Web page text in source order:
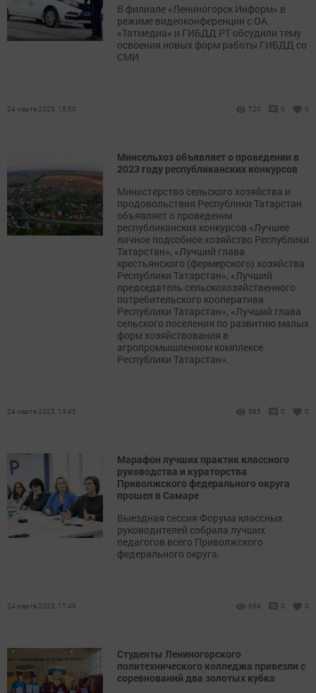
В филиале «Лениногорск Информ» в
режиме видеоконференции с ОА
«Татмедиа» и ГИБДД РТ обсудили тему
освоения новых форм работы ГИБДД со
СМИ
24 марта 2023, 15:50 720 0 0
Минсельхоз объявляет о проведении в
2023 году республиканских конкурсов
Министерство сельского хозяйства и
продовольствия Республики Татарстан
объявляет о проведении
республиканских конкурсов «Лучшее
личное подсобное хозяйство Республики
Татарстан», «Лучший глава
крестьянского (фермерского) хозяйства
Республики Татарстан», «Лучший
председатель сельскохозяйственного
потребительского кооператива
Республики Татарстан», «Лучший глава
сельского поселения по развитию малых
форм хозяйствования в
агропромышленном комплексе
Республики Татарстан».
24 марта 2023, 13:45 585 0 0
Марафон лучших практик классного
руководства и кураторства
Приволжского федерального округа
прошел в Самаре
Выездная сессия Форума классных
руководителей собрала лучших
педагогов всего Приволжского
федерального округа.
24 марта 2023, 11:46 669 0 0
Студенты Лениногорского
политехнического колледжа привезли с
соревнований два золотых кубка